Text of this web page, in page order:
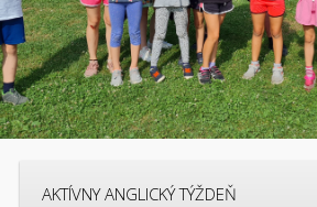
AKTÍVNY ANGLICKÝ TÝŽDEŇ